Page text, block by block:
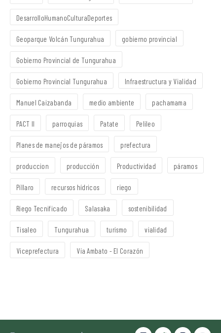
DesarrolloHumanoCulturaDeportes
Geoparque Volcán Tungurahua gobierno provincial
Gobierno Provincial de Tungurahua
Gobierno Provincial Tungurahua Infraestructura y Vialidad
Manuel Caizabanda medio ambiente pachamama
PACT II parroquias Patate Pelileo
Planes de manejos de páramos prefectura
produccion producción Productividad páramos
Píllaro recursos hídricos riego
Riego Tecnificado Salasaka sostenibilidad
Tisaleo Tungurahua turismo vialidad
Viceprefectura Vía Ambato - El Corazón